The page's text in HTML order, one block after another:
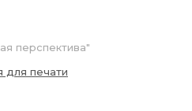
перспектива"
для печати